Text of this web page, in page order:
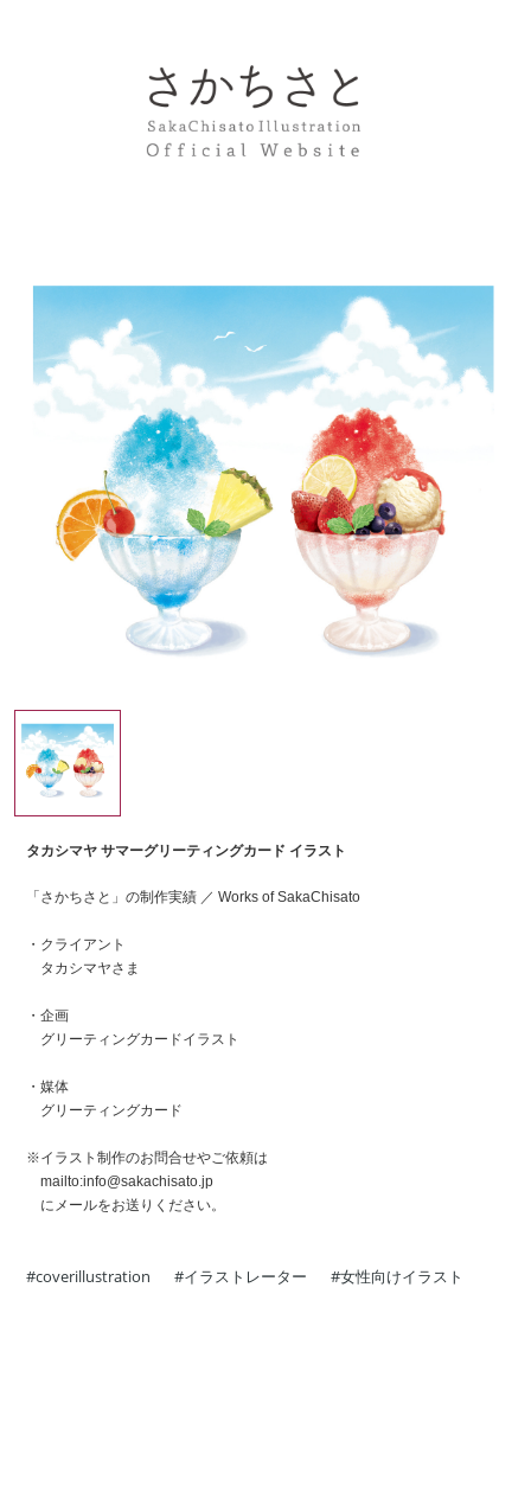
タカシマヤ サマーグリーティングカード イラスト
「さかちさと」の制作実績 ／ Works of SakaChisato
・クライアント
タカシマヤさま
・企画
グリーティングカードイラスト
・媒体
グリーティングカード
※イラスト制作のお問合せやご依頼は
mailto:info@sakachisato.jp
にメールをお送りください。
coverillustration イラストレーター 女性向けイラスト